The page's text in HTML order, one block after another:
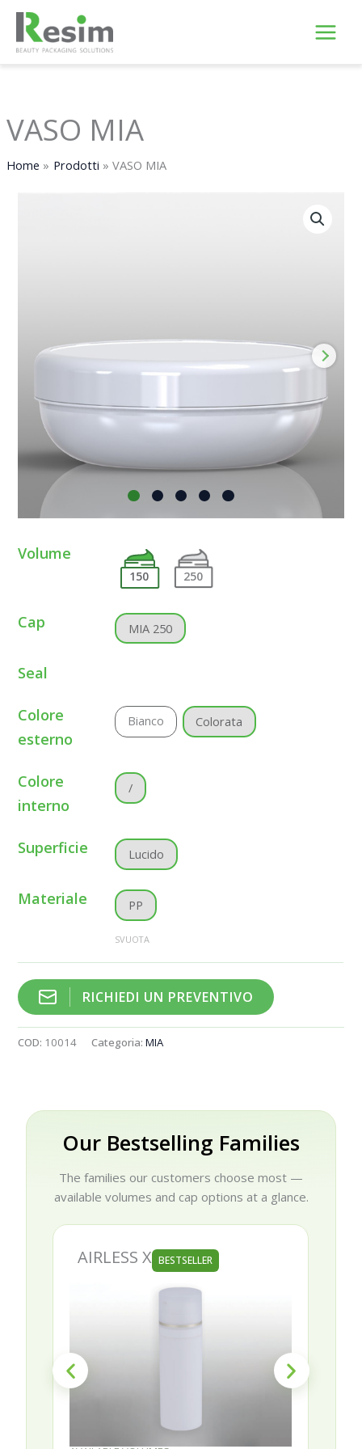
contenuto
VASO MIA
Home Prodotti VASO MIA
Volume
150 250
Cap MIA 250
Seal
Colore
esterno
Bianco Colorata
Colore
interno
/
Superficie Lucido
Materiale PP
SVUOTA
RICHIEDI UN PREVENTIVO
COD: 10014 Categoria:MIA
Our Bestselling Families
The families our customers choose most —
available volumes and cap options at a glance.
AIRLESS X BESTSELLER